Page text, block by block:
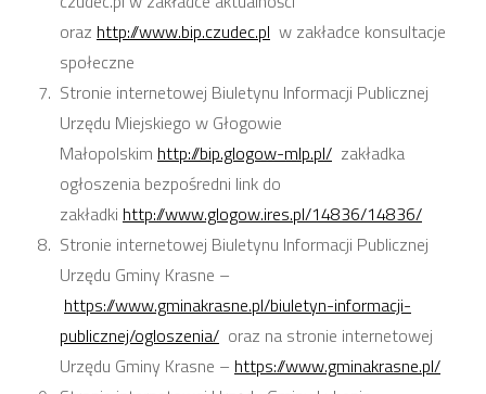
oraz http://www.bip.czudec.pl w zakładce konsultacje
społeczne
Stronie internetowej Biuletynu Informacji Publicznej
Urzędu Miejskiego w Głogowie
Małopolskim http://bip.glogow-mlp.pl/ zakładka
ogłoszenia bezpośredni link do
zakładki http://www.glogow.ires.pl/14836/14836/
Stronie internetowej Biuletynu Informacji Publicznej
Urzędu Gminy Krasne –
https://www.gminakrasne.pl/biuletyn-informacji-
publicznej/ogloszenia/ oraz na stronie internetowej
Urzędu Gminy Krasne – https://www.gminakrasne.pl/